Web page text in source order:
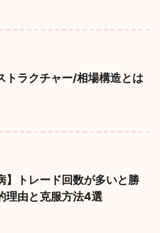
トラクチャー/相場構造とは
】トレード回数が多いと勝
理由と克服方法4選